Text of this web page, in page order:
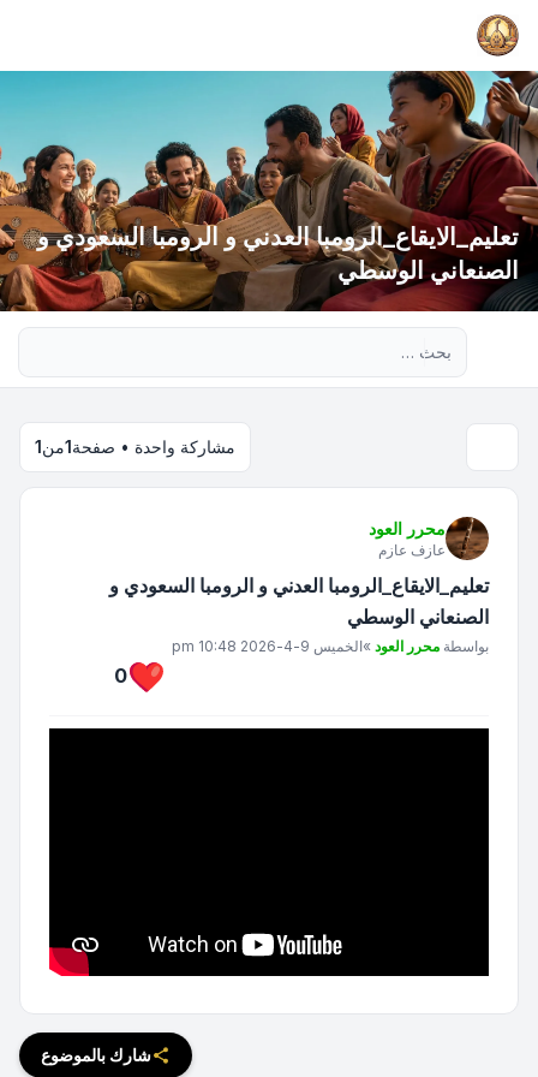
تعليم_الايقاع_الرومبا العدني و الرومبا السعودي و
الصنعاني الوسطي
مشاركة واحدة • صفحة1من1
محرر العود
عازف عازم
تعليم_الايقاع_الرومبا العدني و الرومبا السعودي و
الصنعاني الوسطي
مشاركة
بواسطة محرر العود »الخميس 9-4-2026 10:48 pm
0
شارك بالموضوع